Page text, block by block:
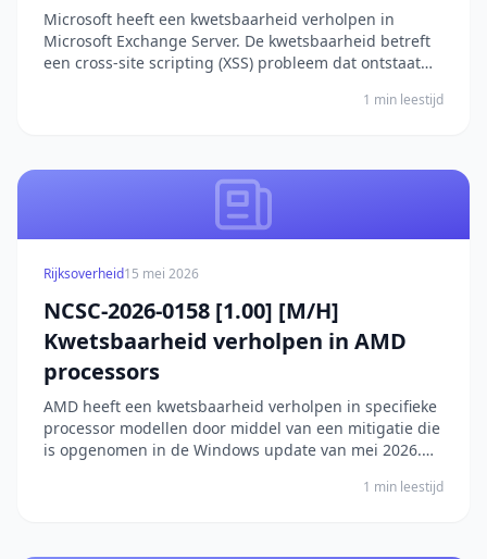
Microsoft heeft een kwetsbaarheid verholpen in
Microsoft Exchange Server. De kwetsbaarheid betreft
een cross-site scripting (XSS) probleem dat ontstaat
genereren van webpagina's. Een onbevoegde1 min leestijd
Rijksoverheid15 mei 2026
NCSC-2026-0158 [1.00] [M/H]
Kwetsbaarheid verholpen in AMD
processors
AMD heeft een kwetsbaarheid verholpen in specifieke
processor modellen door middel van een mitigatie die
is opgenomen in de Windows update van mei 2026.
Een lokale kwaadwillende kan de kwetsbaarheid1 min leestijd